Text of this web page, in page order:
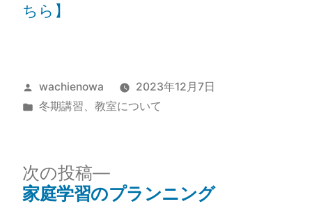
ちら】
wachienowa
2023年12月7日
冬期講習、 教室について
次の投稿
家庭学習のプランニング